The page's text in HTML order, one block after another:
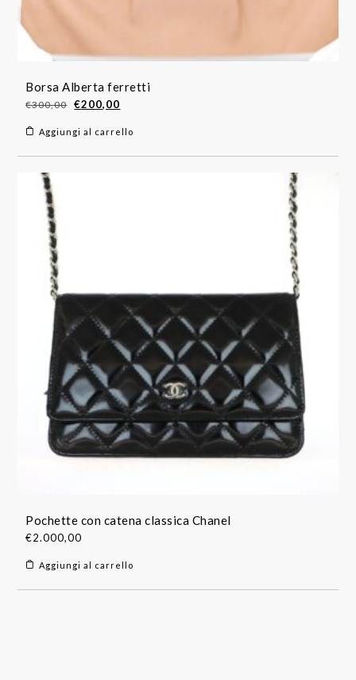
Borsa Alberta ferretti
€300,00 Il
originale
era:
€200,00
attuale
è:
Aggiungi al carrello
Pochette con catena classica Chanel
€2.000,00
Aggiungi al carrello